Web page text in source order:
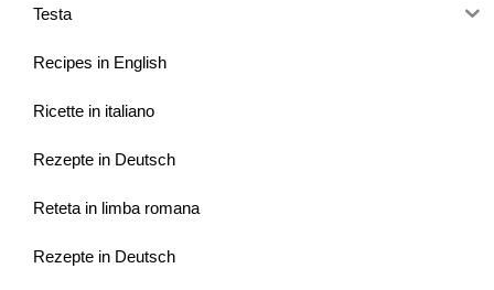
Testa
Recipes in English
Ricette in italiano
Rezepte in Deutsch
Reteta in limba romana
Rezepte in Deutsch